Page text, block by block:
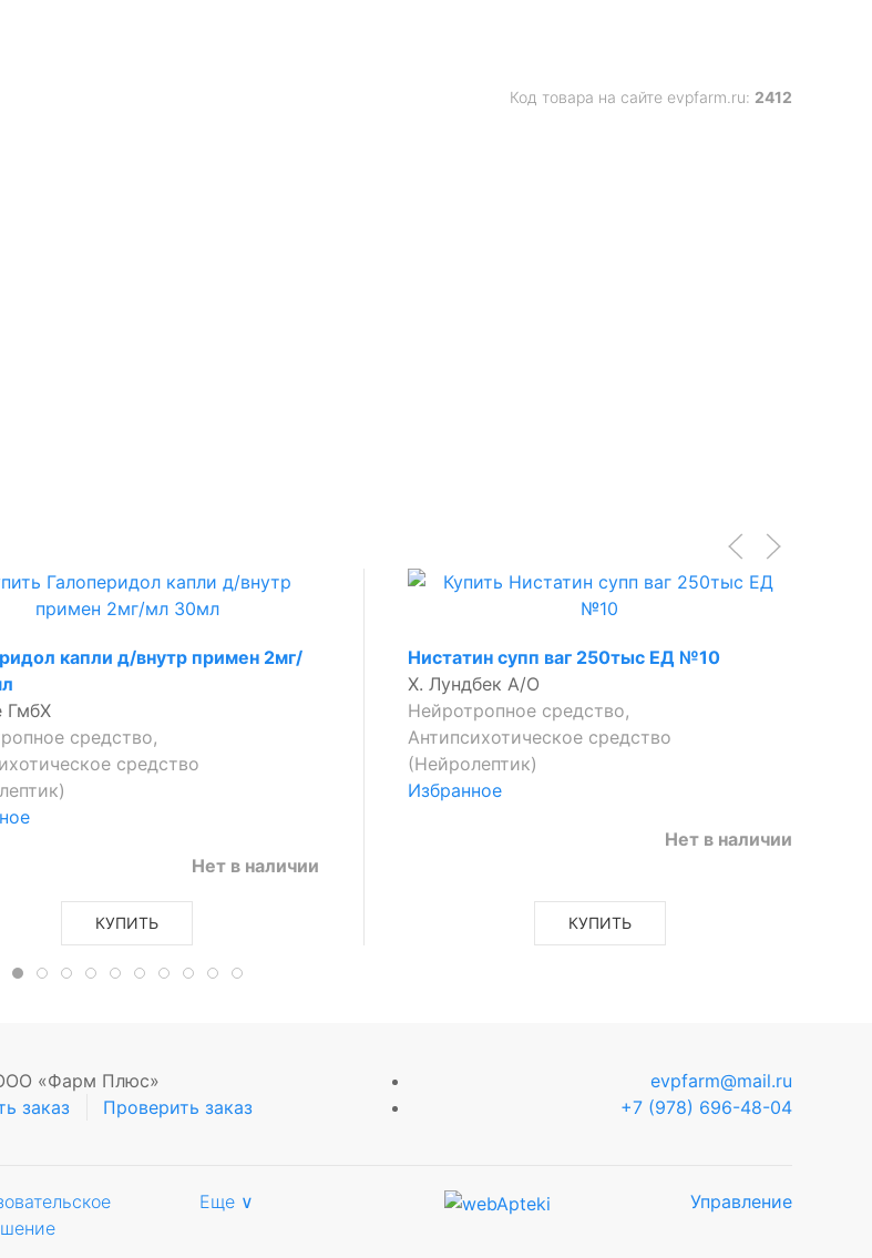
Код товара на сайте evpfarm.ru: 2412
капли д/внутр примен 2мг/
ГмбХ
средство,
средство
Нет в наличии
КУПИТЬ
Нистатин супп ваг 250тыс ЕД №10
Х. Лундбек А/О
Нейротропное средство,
Антипсихотическое средство
(Нейролептик)
Избранное
Нет в наличии
КУПИТЬ
«Фарм Плюс»
заказ
Проверить заказ
evpfarm@mail.ru
+7 (978) 696-48-04
Еще ∨ Управление